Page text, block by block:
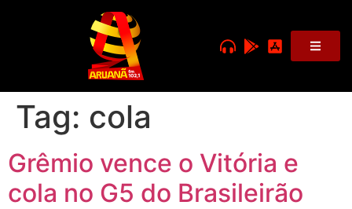
Tag: cola
Grêmio vence o Vitória e
cola no G5 do Brasileirão